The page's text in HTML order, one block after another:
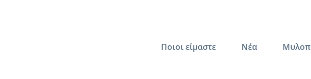
Ποιοι είμαστε Νέα